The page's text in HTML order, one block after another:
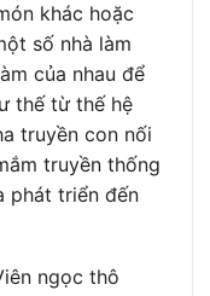
khác hoặc
số nhà làm
của nhau để
thế từ thế hệ
truyền con nối
truyền thống
phát triển đến
ngọc thô